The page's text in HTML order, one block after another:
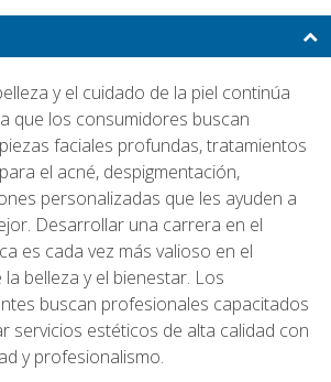
y el cuidado de la piel continúa
que los consumidores buscan
faciales profundas, tratamientos
el acné, despigmentación,
personalizadas que les ayuden a
Desarrollar una carrera en el
es cada vez más valioso en el
belleza y el bienestar. Los
buscan profesionales capacitados
servicios estéticos de alta calidad con
y profesionalismo.